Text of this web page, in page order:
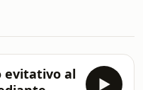
evitativo al